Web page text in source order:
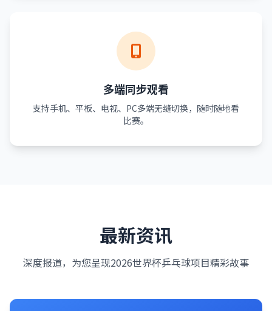
多端同步观看
支持手机、平板、电视、PC多端无缝切换，随时随地看
比赛。
最新资讯
深度报道，为您呈现2026世界杯乒乓球项目精彩故事